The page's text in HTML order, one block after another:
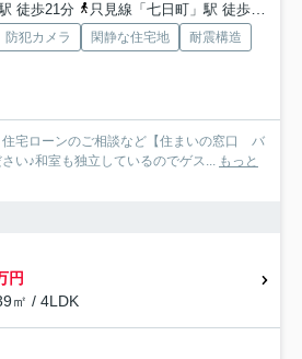
徒歩21分
只見線「七日町」駅 徒歩26分
防犯カメラ 閑静な住宅地
耐震構造
宅ローンのご相談など【住まいの窓口 バ
い♪和室も独立しているのでゲス... もっと
円
㎡ / 4LDK